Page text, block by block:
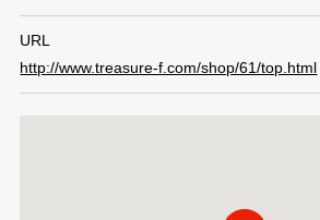
URL
http://www.treasure-f.com/shop/61/top.html